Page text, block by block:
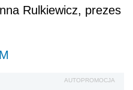
Rulkiewicz, prezes
AUTOPROMOCJA